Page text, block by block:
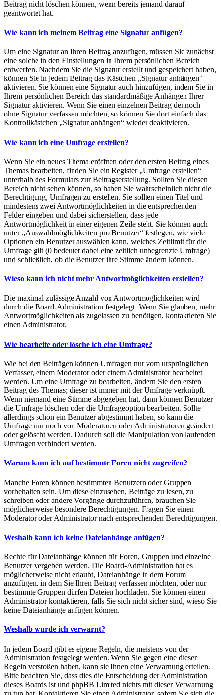
Beitrag nicht löschen können, wenn bereits jemand darauf
geantwortet hat.
Wie kann ich meinem Beitrag eine Signatur anfügen?
Um eine Signatur an Ihren Beitrag anzufügen, müssen Sie zunächst
eine solche in den Einstellungen in Ihrem persönlichen Bereich
entwerfen. Nachdem Sie die Signatur erstellt und gespeichert haben,
können Sie in jedem Beitrag das Kästchen „Signatur anhängen“
aktivieren. Sie können eine Signatur auch hinzufügen, indem Sie in
Ihrem persönlichen Bereich das standardmäßige Anhängen Ihrer
Signatur aktivieren. Wenn Sie einen einzelnen Beitrag dennoch
ohne Signatur verfassen möchten, so können Sie dort einfach das
Kontrollkästchen „Signatur anhängen“ wieder deaktivieren.
Wie kann ich eine Umfrage erstellen?
Wenn Sie ein neues Thema eröffnen oder den ersten Beitrag eines
Themas bearbeiten, finden Sie ein Register „Umfrage erstellen“
unterhalb des Formulars zur Beitragserstellung. Sollten Sie diesen
Bereich nicht sehen können, so haben Sie wahrscheinlich nicht die
Berechtigung, Umfragen zu erstellen. Sie sollten einen Titel und
mindestens zwei Antwortmöglichkeiten in die entsprechenden
Felder eingeben und dabei sicherstellen, dass jede
Antwortmöglichkeit in einer eigenen Zeile steht. Sie können auch
unter „Auswahlmöglichkeiten pro Benutzer“ festlegen, wie viele
Optionen ein Benutzer auswählen kann, welches Zeitlimit für die
Umfrage gilt (0 bedeutet dabei eine zeitlich unbegrenzte Umfrage)
und schließlich, ob die Benutzer ihre Stimme ändern können.
Wieso kann ich nicht mehr Antwortmöglichkeiten erstellen?
Die maximal zulässige Anzahl von Antwortmöglichkeiten wird
durch die Board-Administration festgelegt. Wenn Sie glauben, mehr
Antwortmöglichkeiten als zugelassen zu benötigen, kontaktieren Sie
einen Administrator.
Wie bearbeite oder lösche ich eine Umfrage?
Wie bei den Beiträgen können Umfragen nur vom ursprünglichen
Verfasser, einem Moderator oder einem Administrator bearbeitet
werden. Um eine Umfrage zu bearbeiten, ändern Sie den ersten
Beitrag des Themas; dieser ist immer mit der Umfrage verknüpft.
Wenn niemand eine Stimme abgegeben hat, dann können Benutzer
die Umfrage löschen oder die Umfrageoption bearbeiten. Sollte
allerdings schon ein Benutzer abgestimmt haben, so kann die
Umfrage nur noch von Moderatoren oder Administratoren geändert
oder gelöscht werden. Dadurch soll die Manipulation von laufenden
Umfragen verhindert werden.
Warum kann ich auf bestimmte Foren nicht zugreifen?
Manche Foren können bestimmten Benutzern oder Gruppen
vorbehalten sein. Um diese einzusehen, Beiträge zu lesen, zu
schreiben oder andere Vorgänge durchzuführen, brauchen Sie
möglicherweise besondere Berechtigungen. Fragen Sie einen
Moderator oder Administrator nach entsprechenden Berechtigungen.
Weshalb kann ich keine Dateianhänge anfügen?
Rechte für Dateianhänge können für Foren, Gruppen und einzelne
Benutzer vergeben werden. Die Board-Administration hat es
möglicherweise nicht erlaubt, Dateianhänge in dem Forum
anzufügen, in dem Sie Ihren Beitrag verfassen möchten, oder nur
bestimmte Gruppen dürfen Dateien hochladen. Sie können einen
Administrator kontaktieren, falls Sie sich nicht sicher sind, wieso Sie
keine Dateianhänge anfügen können.
Weshalb wurde ich verwarnt?
In jedem Board gibt es eigene Regeln, die meistens von der
Administration festgelegt werden. Wenn Sie gegen eine dieser
Regeln verstoßen haben, kann sie Ihnen eine Verwarnung erteilen.
Bitte beachten Sie, dass dies die Entscheidung der Administration
dieses Boards ist und phpBB Limited nichts mit dieser Verwarnung
zu tun hat. Kontaktieren Sie einen Administrator, sofern Sie sich die